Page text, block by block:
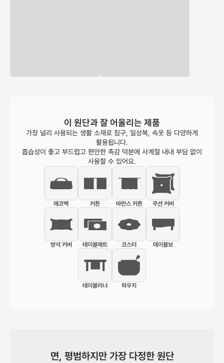
이 원단과 잘 어울리는 제품
가장 널리 사용되는 생활 소재로 침구, 일상복, 속옷 등 다양하게
활용됩니다.
흡습성이 좋고 부드럽고 편안한 촉감 덕분에 사계절 내내 부담 없이
사용할 수 있어요.
에코백 커튼 바란스 커튼 쿠션 커버
방석 커버 테이블매트 코스터 테이블보
테이블러너 파우치
면, 평범하지만 가장 다정한 원단